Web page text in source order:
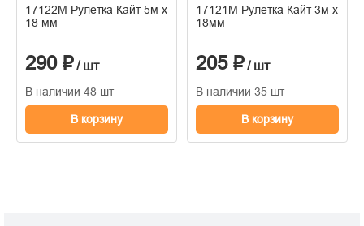
17122М Рулетка Кайт 5м х
18 мм
290 ₽/ шт
В наличии 48 шт
В корзину
17121М Рулетка Кайт 3м х
18мм
205 ₽/ шт
В наличии 35 шт
В корзину